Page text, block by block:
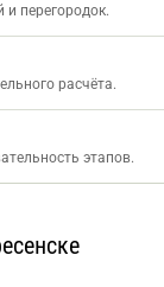
и перегородок.
расчёта.
этапов.